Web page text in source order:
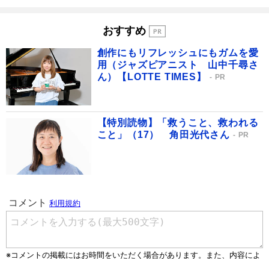
おすすめ
創作にもリフレッシュにもガムを愛
用（ジャズピアニスト 山中千尋さ
ん）【LOTTE TIMES】
PR
【特別読物】「救うこと、救われる
こと」（17） 角田光代さん
PR